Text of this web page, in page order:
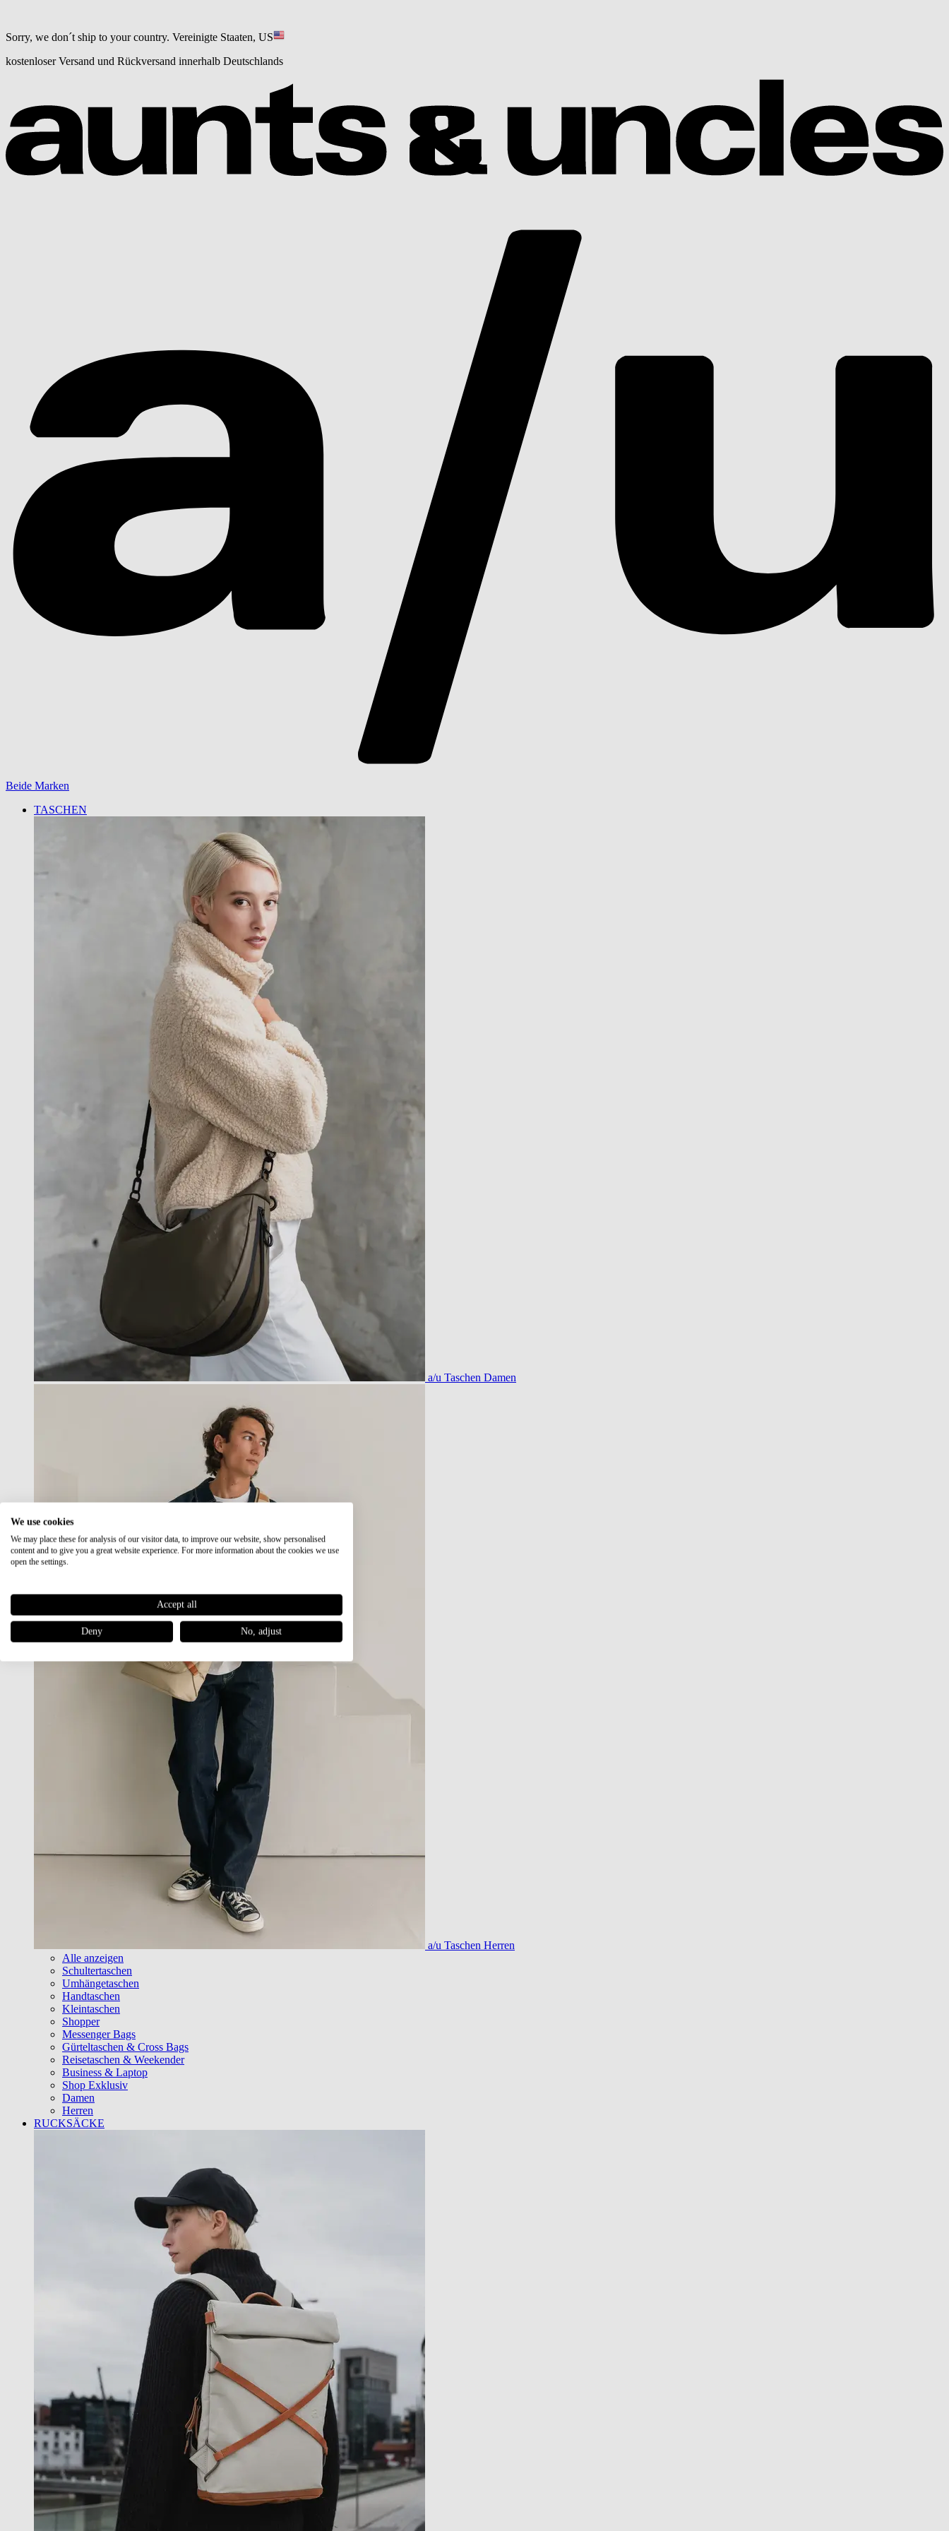
Sorry, we don´t ship to your country. Vereinigte Staaten, US
kostenloser Versand und Rückversand innerhalb Deutschlands
Beide Marken
TASCHEN
a/u Taschen Damen
a/u Taschen Herren
Alle anzeigen
Schultertaschen
Umhängetaschen
Handtaschen
Kleintaschen
Shopper
Messenger Bags
Gürteltaschen & Cross Bags
Reisetaschen & Weekender
Business & Laptop
Shop Exklusiv
Damen
Herren
RUCKSÄCKE
We use cookies
We may place these for analysis of our visitor data, to improve our website, show personalised
content and to give you a great website experience. For more information about the cookies we use
open the settings.
Accept all
Deny No, adjust